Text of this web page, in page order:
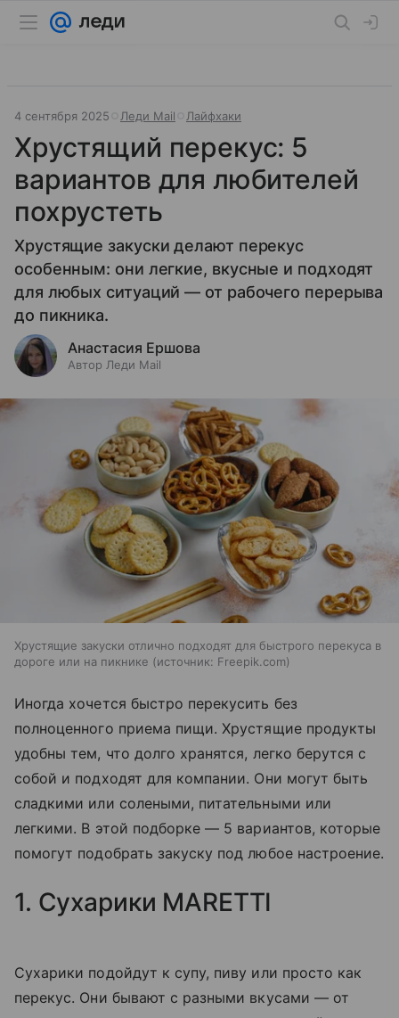
4 сентября 2025 Леди Mail Лайфхаки
Хрустящий перекус: 5
вариантов для любителей
похрустеть
Хрустящие закуски делают перекус
особенным: они легкие, вкусные и подходят
для любых ситуаций — от рабочего перерыва
до пикника.
Анастасия Ершова
Автор Леди Mail
Хрустящие закуски отлично подходят для быстрого перекуса в
дороге или на пикнике
источник: Freepik.com
Иногда хочется быстро перекусить без
полноценного приема пищи. Хрустящие продукты
удобны тем, что долго хранятся, легко берутся с
собой и подходят для компании. Они могут быть
сладкими или солеными, питательными или
легкими. В этой подборке — 5 вариантов, которые
помогут подобрать закуску под любое настроение.
1. Сухарики MARETTI
Сухарики подойдут к супу, пиву или просто как
перекус. Они бывают с разными вкусами — от